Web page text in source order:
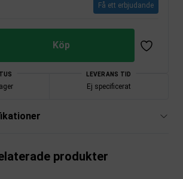
Få ett erbjudande
Köp
LEVERANS TID
Ej specificerat
produkter